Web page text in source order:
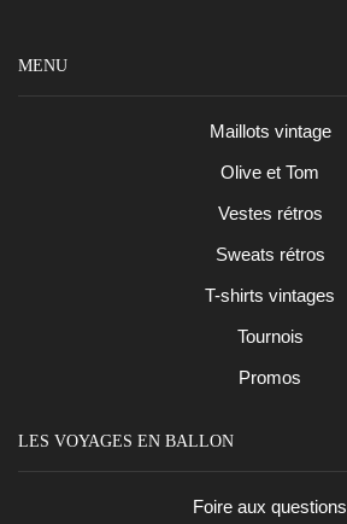
MENU
Maillots vintage
Olive et Tom
Vestes rétros
Sweats rétros
T-shirts vintages
Tournois
Promos
LES VOYAGES EN BALLON
Foire aux questions